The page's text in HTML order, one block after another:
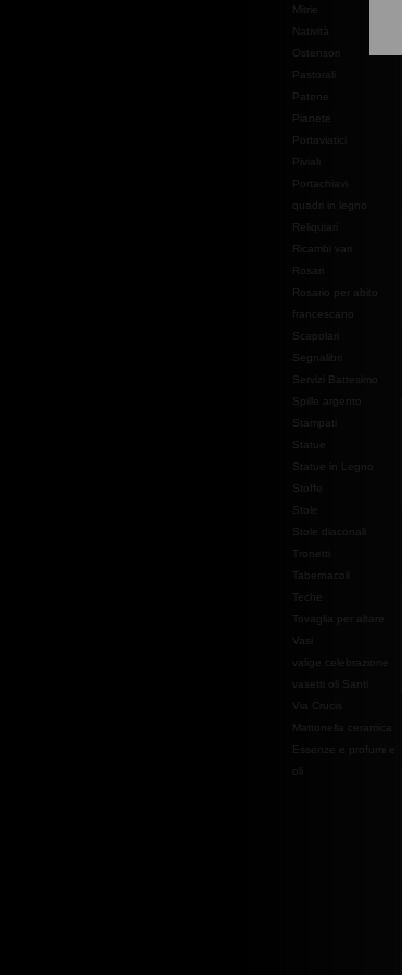
Mitrie
Natività
Ostensori
Pastorali
Patene
Pianete
Portaviatici
Piviali
Portachiavi
quadri in legno
Reliquiari
Ricambi vari
Rosari
Rosario per abito
francescano
Scapolari
Segnalibri
Servizi Battesimo
Spille argento
Stampati
Statue
Statue in Legno
Stoffe
Stole
Stole diaconali
Tronetti
Tabernacoli
Teche
Tovaglia per altare
Vasi
valige celebrazione
vasetti oli Santi
Via Crucis
Mattonella ceramica
Essenze e profumi e
oli